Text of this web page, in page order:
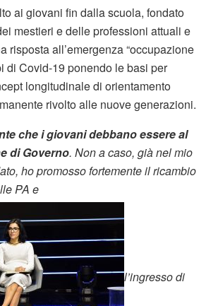
ai giovani fin dalla scuola, fondato
mestieri e delle professioni attuali e
risposta all’emergenza “occupazione
di Covid-19 ponendo le basi per
longitudinale di orientamento
rivolto alle nuove generazioni.
che i giovani debbano essere al
di Governo. Non a caso, già nel mio
ho promosso fortemente il ricambio
PA e
l’ingresso di